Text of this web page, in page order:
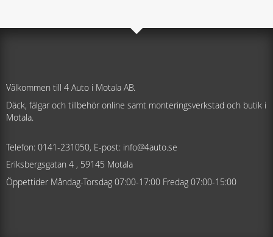
Välkommen till 4 Auto i Motala AB.
Däck, fälgar och tillbehör online samt monteringsverkstad och butik i
Motala.
Telefon: 0141-231050, E-post: info@4auto.se
Eriksbergsgatan 4 , 59145 Motala
Öppettider Måndag-Torsdag 07:00-17:00 Fredag 07:00-15:00